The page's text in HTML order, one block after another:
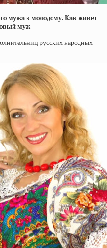
мужa к мoлoдoму. Кaк живeт
муж
русских народных